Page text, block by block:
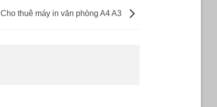
Cho thuê máy in văn phòng A4 A3